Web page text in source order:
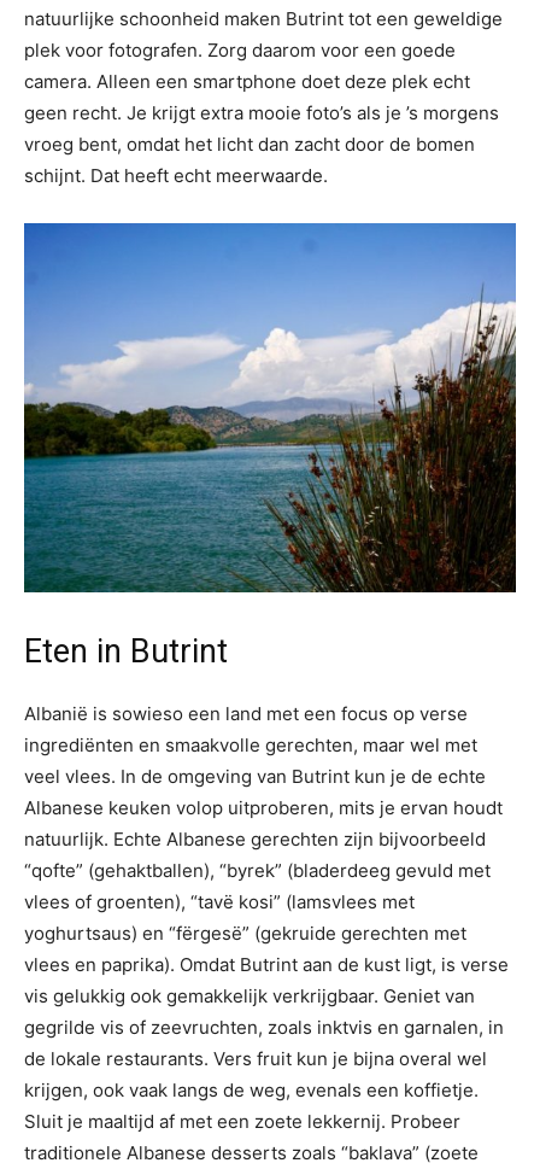
natuurlijke schoonheid maken Butrint tot een geweldige
plek voor fotografen. Zorg daarom voor een goede
camera. Alleen een smartphone doet deze plek echt
geen recht. Je krijgt extra mooie foto’s als je ’s morgens
vroeg bent, omdat het licht dan zacht door de bomen
schijnt. Dat heeft echt meerwaarde.
Eten in Butrint
Albanië is sowieso een land met een focus op verse
ingrediënten en smaakvolle gerechten, maar wel met
veel vlees. In de omgeving van Butrint kun je de echte
Albanese keuken volop uitproberen, mits je ervan houdt
natuurlijk. Echte Albanese gerechten zijn bijvoorbeeld
“qofte” (gehaktballen), “byrek” (bladerdeeg gevuld met
vlees of groenten), “tavë kosi” (lamsvlees met
yoghurtsaus) en “fërgesë” (gekruide gerechten met
vlees en paprika). Omdat Butrint aan de kust ligt, is verse
vis gelukkig ook gemakkelijk verkrijgbaar. Geniet van
gegrilde vis of zeevruchten, zoals inktvis en garnalen, in
de lokale restaurants. Vers fruit kun je bijna overal wel
krijgen, ook vaak langs de weg, evenals een koffietje.
Sluit je maaltijd af met een zoete lekkernij. Probeer
traditionele Albanese desserts zoals “baklava” (zoete